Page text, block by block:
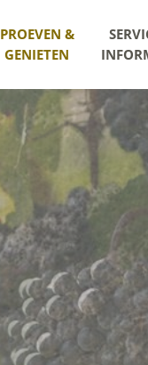
PROEVEN &
GENIETEN